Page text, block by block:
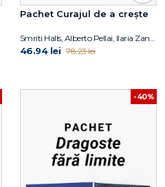
Pachet Curajul de a crește
46.94 lei 78.23 lei
-40%